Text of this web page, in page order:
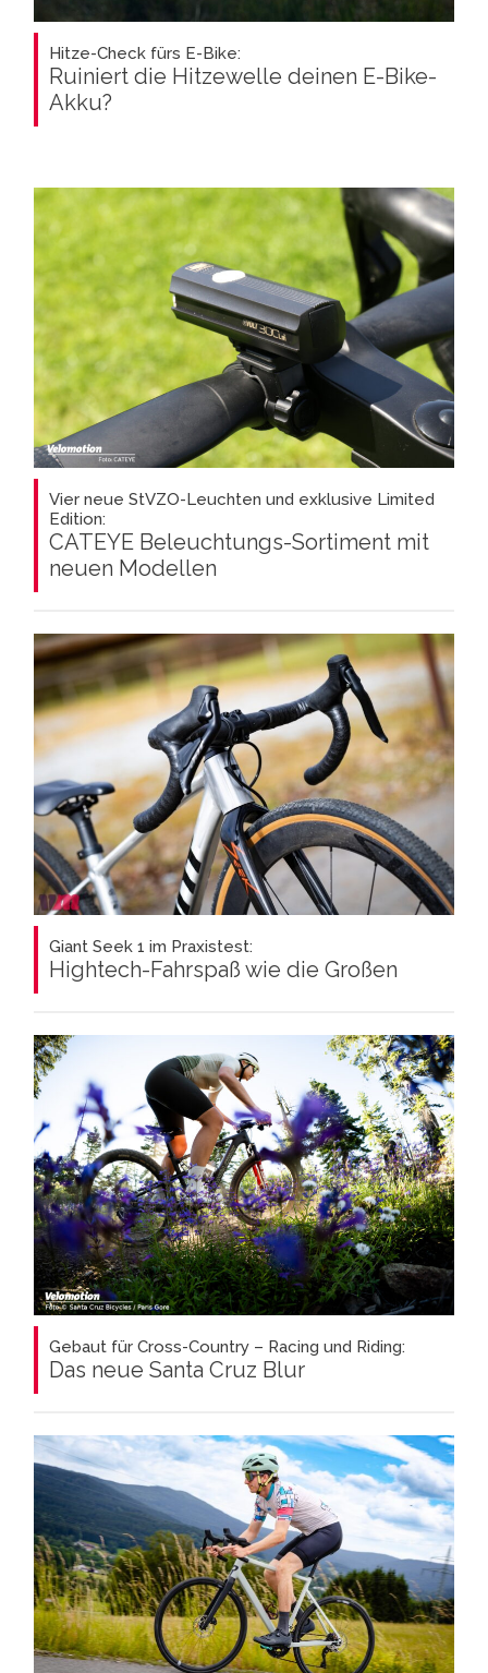
Hitze-Check fürs E-Bike:
Ruiniert die Hitzewelle deinen E-Bike-
Akku?
Vier neue StVZO-Leuchten und exklusive Limited
Edition:
CATEYE Beleuchtungs-Sortiment mit
neuen Modellen
Giant Seek 1 im Praxistest:
Hightech-Fahrspaß wie die Großen
Gebaut für Cross-Country – Racing und Riding:
Das neue Santa Cruz Blur